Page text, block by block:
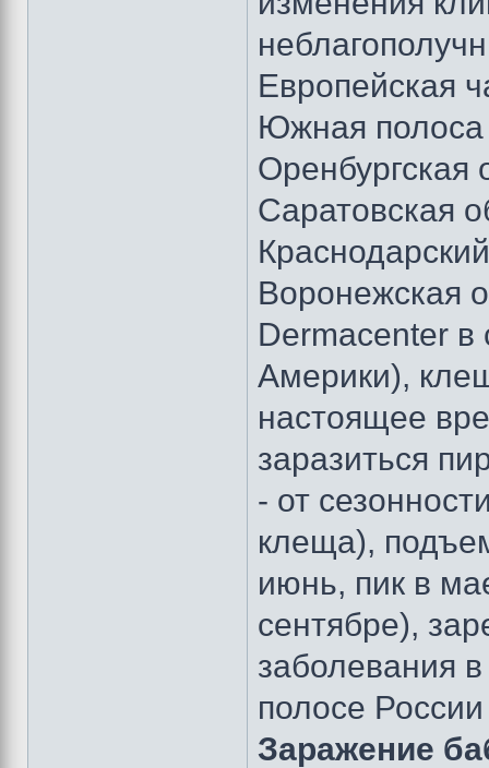
Европейская
Южная
Оренбургская
Саратовская
Воронежская
Dermacenter
Америки),
настоящее
заразиться
- от
клеща),
июнь, пик в
сентябре),
заболевания
полосе
Заражение